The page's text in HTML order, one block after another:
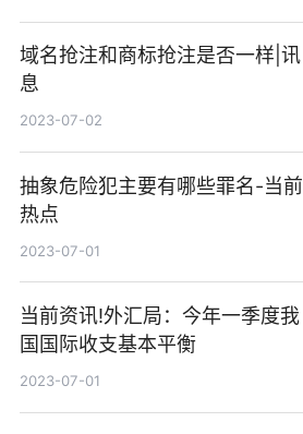
域名抢注和商标抢注是否一样|讯
息
2023-07-02
抽象危险犯主要有哪些罪名-当前
热点
2023-07-01
当前资讯!外汇局：今年一季度我
国国际收支基本平衡
2023-07-01